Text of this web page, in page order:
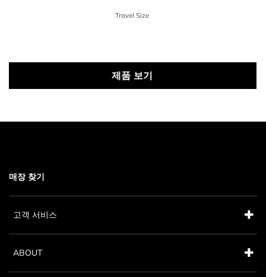
Travel Size
제품 보기
매장 찾기
고객 서비스
ABOUT